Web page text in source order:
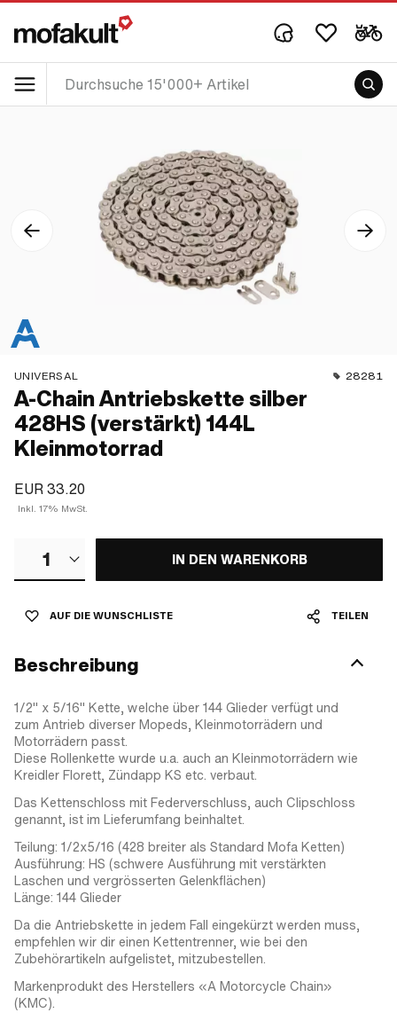
UNIVERSAL 28281
A-Chain Antriebskette silber
428HS (verstärkt) 144L
Kleinmotorrad
EUR 33.20
Inkl. 17% MwSt.
1 IN DEN WARENKORB
AUF DIE WUNSCHLISTE TEILEN
Beschreibung
1/2" x 5/16" Kette, welche über 144 Glieder verfügt und
zum Antrieb diverser Mopeds, Kleinmotorrädern und
Motorrädern passt.
Diese Rollenkette wurde u.a. auch an Kleinmotorrädern wie
Kreidler Florett, Zündapp KS etc. verbaut.
Das Kettenschloss mit Federverschluss, auch Clipschloss
genannt, ist im Lieferumfang beinhaltet.
Teilung: 1/2x5/16 (428 breiter als Standard Mofa Ketten)
Ausführung: HS (schwere Ausführung mit verstärkten
Laschen und vergrösserten Gelenkflächen)
Länge: 144 Glieder
Da die Antriebskette in jedem Fall eingekürzt werden muss,
empfehlen wir dir einen Kettentrenner, wie bei den
Zubehörartikeln aufgelistet, mitzubestellen.
Markenprodukt des Herstellers «A Motorcycle Chain»
(KMC).